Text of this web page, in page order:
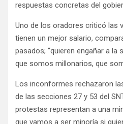
respuestas concretas del
Uno de los oradores criticó las
tienen un mejor salario,
pasados; “quieren engañar a la
que somos millonarios, que
Los inconformes rechazaron
de las secciones 27 y 53 del
protestas representan a una
que vamos a ser minoría si